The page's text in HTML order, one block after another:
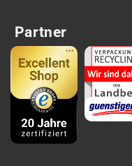
Partner